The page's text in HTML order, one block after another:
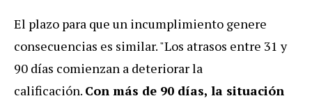
El plazo para que un incumplimiento genere
consecuencias es similar. "Los atrasos entre 31 y
90 días comienzan a deteriorar la
calificación. Con más de 90 días, la situación